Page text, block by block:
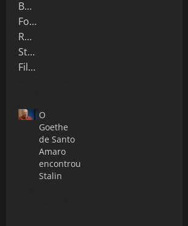
O
Goethe
de Santo
Amaro
encontrou
Stalin